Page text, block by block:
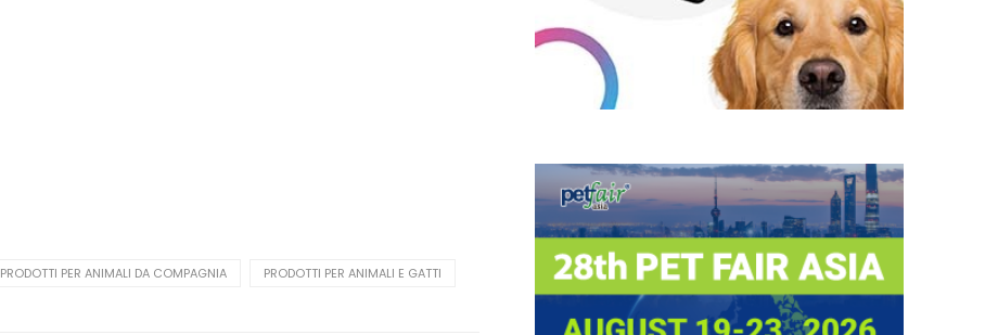
PRODOTTI PER ANIMALI DA COMPAGNIA PRODOTTI PER ANIMALI E GATTI